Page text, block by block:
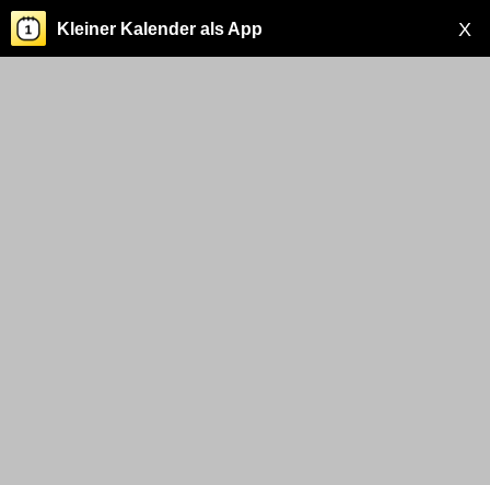
X
Kleiner Kalender als App